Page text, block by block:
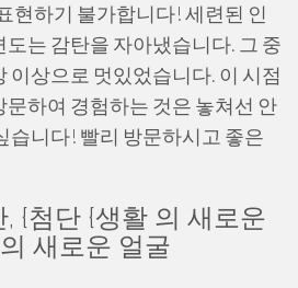
현하기 불가합니다! 세련된 인
는 감탄을 자아냈습니다. 그 중
이상으로 멋있었습니다. 이 시점
하여 경험하는 것은 놓쳐선 안
습니다! 빨리 방문하시고 좋은
{첨단 {생활 의 새로운
새로운 얼굴